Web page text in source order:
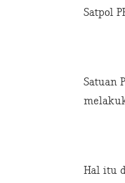
Satpol
Satuan
Hal itu